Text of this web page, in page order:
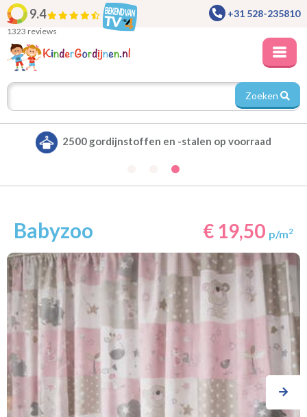
9.4
1323 reviews
+31 528-235810
Zoeken
Alle gordijnen verduisterend leverbaar
Babyzoo € 19,50 p/m2